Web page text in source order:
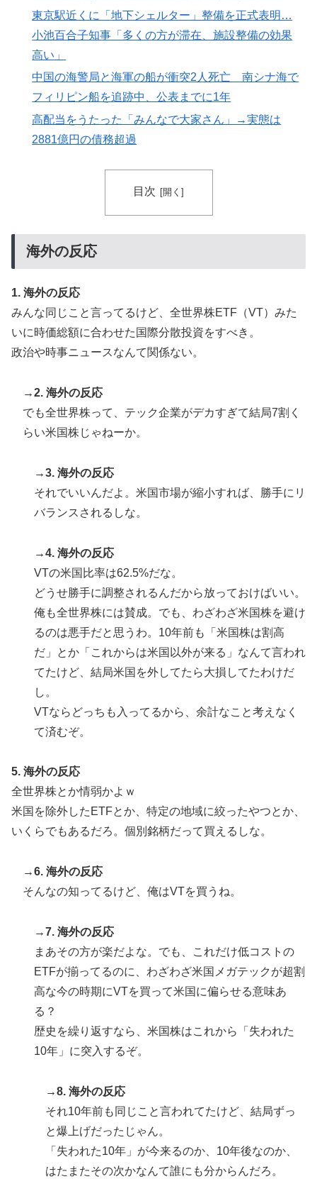
ターかよ」
▶
軽飛行機が屋根すれすれを抜けて飛行場へ、車輪を出さ
ないまま胴体着陸「これよりひどい着陸なら山ほど見て
海外「さすが日本！」日本とドイツの仕事効率の差が分
かる数字に海外が大騒ぎ
権に泣き付くも無視されて海外失笑！【海外の反応】
海外「剣が二回斬り合っただけで折れるのはどういうこ
となんだ」満点なのに二度と起動しない理由…
外国人「日本の未来は安泰だ」16歳MF三井寺眞、衝撃
で海外絶賛！【海外の反応】
▶ フランス人「欲張りすぎだ」中村敬斗、ランス残留の可
能性を会長が示唆！移籍金が交渉の壁に..現地サポの本
音がこれ！【海外の反応】
▶ ストーカーガチ勢は僅かな情報で垢特定出来るからね
▶ 韓国人「トヨタが2027年に次世代ハイブリッドバッテ
目指す」
▶ 海外「素晴らしい！」日本が買収したUSスチール驚異
の大復活に米国人が大喜び
ト1入りに現実味!?2030大会で出場枠「64」なら追い風
に！アメリカ人もポット1争いに熱視線！【海外の反
応】
83点でようやく信じた」
▶ アメリカ「お前らの国でしか愛されてないものってあ
る？」日本「納豆」
▶ 新聞さん、壮大な縦読みを仕込んでしまうwww
東京駅近くに「地下シェルター」整備を正式表明…
小池百合子知事「多くの方が滞在、施設整備の効果
高い」
中国の海警局と海軍の船が衝突2人死亡 南シナ海で
フィリピン船を追跡中、公表までに1年
高配当をうたった「みんなで大家さん」→実態は
2881億円の債務超過
目次
海外の反応
1. 海外の反応
みんな同じこと言ってるけど、全世界株ETF（VT）みた
いに時価総額に合わせた国際分散投資をすべき。
政治や時事ニュースなんて関係ない。
→2. 海外の反応
でも全世界株って、テック企業がデカすぎて結局7割く
らい米国株じゃねーか。
→3. 海外の反応
それでいいんだよ。米国市場が縮小すれば、勝手にリ
バランスされるしな。
→4. 海外の反応
VTの米国比率は62.5%だな。
どうせ勝手に調整されるんだから放っておけばいい。
俺も全世界株には賛成。でも、わざわざ米国株を避け
るのは悪手だと思うわ。10年前も「米国株は割高
だ」とか「これからは米国以外が来る」なんて言われ
てたけど、結局米国を外してたら大損してたわけだ
し。
VTならどっちも入ってるから、余計なこと考えなく
て済むぞ。
5. 海外の反応
全世界株とか情弱かよｗ
米国を除外したETFとか、特定の地域に絞ったやつとか、
いくらでもあるだろ。個別銘柄だって買えるしな。
→6. 海外の反応
そんなの知ってるけど、俺はVTを買うね。
→7. 海外の反応
まあその方が楽だよな。でも、これだけ低コストの
ETFが揃ってるのに、わざわざ米国メガテックが超割
高な今の時期にVTを買って米国に偏らせる意味あ
る？
歴史を繰り返すなら、米国株はこれから「失われた
10年」に突入するぞ。
→8. 海外の反応
それ10年前も同じこと言われてたけど、結局ずっ
と爆上げだったじゃん。
「失われた10年」が今来るのか、10年後なのか、
はたまたその次かなんて誰にも分からんだろ。